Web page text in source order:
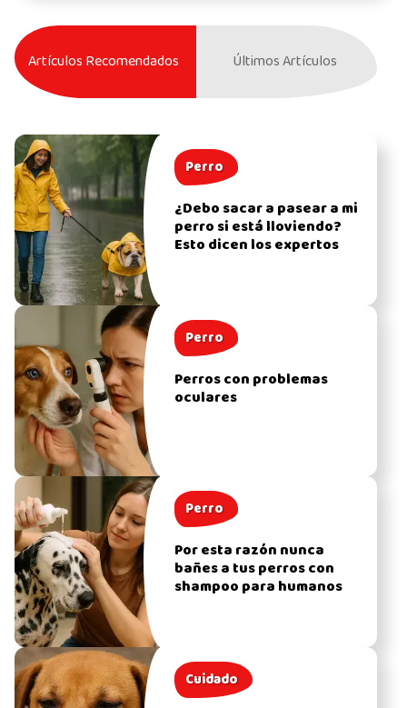
Artículos Recomendados Últimos Artículos
Perro
¿Debo sacar a pasear a mi
perro si está lloviendo?
Esto dicen los expertos
Perro
Perros con problemas
oculares
Perro
Por esta razón nunca
bañes a tus perros con
shampoo para humanos
Cuidado